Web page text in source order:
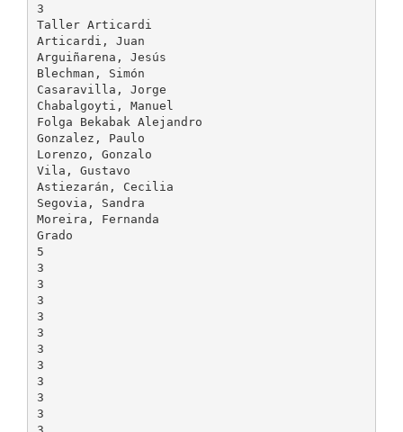
3
Taller Articardi
Articardi, Juan
Arguiñarena, Jesús
Blechman, Simón
Casaravilla, Jorge
Chabalgoyti, Manuel
Folga Bekabak Alejandro
Gonzalez, Paulo
Lorenzo, Gonzalo
Vila, Gustavo
Astiezarán, Cecilia
Segovia, Sandra
Moreira, Fernanda
Grado
5
3
3
3
3
3
3
3
3
3
3